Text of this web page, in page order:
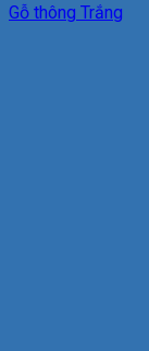
Gỗ thông Trắng